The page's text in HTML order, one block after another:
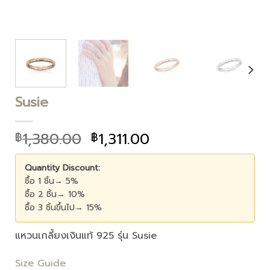
Susie
฿1,380.00 ฿1,311.00
Quantity Discount:
ซื้อ 1 ชิ้น→ 5%
ซื้อ 2 ชิ้น→ 10%
ซื้อ 3 ชิ้นขึ้นไป→ 15%
แหวนเกลี้ยงเงินแท้ 925 รุ่น Susie
Size Guide